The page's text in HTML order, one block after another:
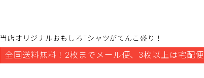
当店オリジナルおもしろTシャツがてんこ盛り！
全国送料無料！2枚までメール便、3枚以上は宅配便